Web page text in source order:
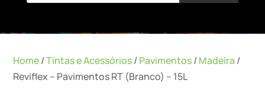
Home/Tintas e Acessórios/Pavimentos/Madeira /
Reviflex – Pavimentos RT (Branco) – 15L